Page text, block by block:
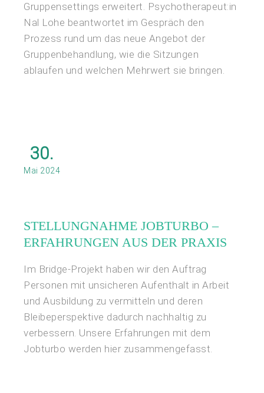
Gruppensettings erweitert. Psychotherapeut:in
Nal Lohe beantwortet im Gespräch den
Prozess rund um das neue Angebot der
Gruppenbehandlung, wie die Sitzungen
ablaufen und welchen Mehrwert sie bringen.
30.
Mai 2024
STELLUNGNAHME JOBTURBO –
ERFAHRUNGEN AUS DER PRAXIS
Im Bridge-Projekt haben wir den Auftrag
Personen mit unsicheren Aufenthalt in Arbeit
und Ausbildung zu vermitteln und deren
Bleibeperspektive dadurch nachhaltig zu
verbessern. Unsere Erfahrungen mit dem
Jobturbo werden hier zusammengefasst.